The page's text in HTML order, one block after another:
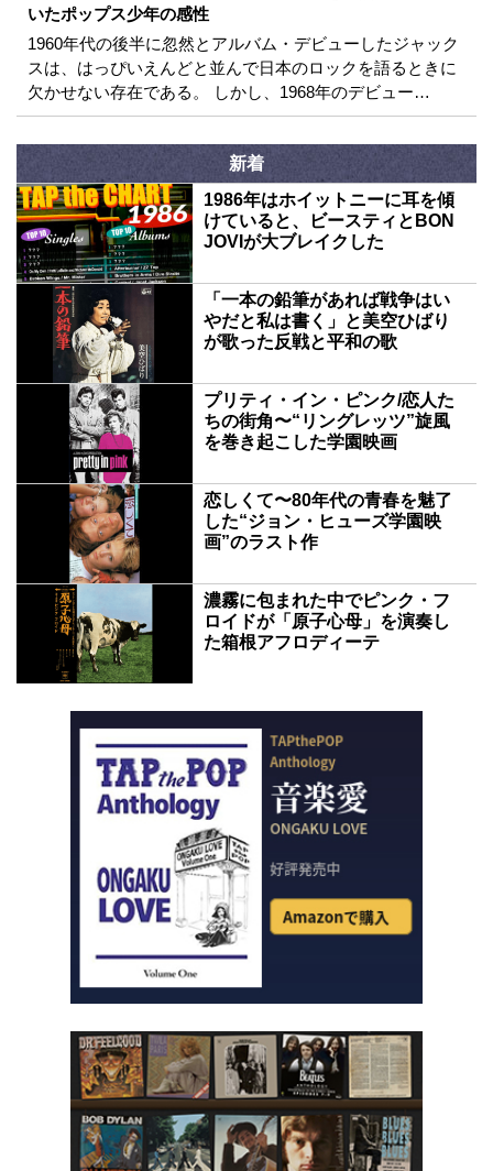
いたポップス少年の感性
1960年代の後半に忽然とアルバム・デビューしたジャック
スは、はっぴいえんどと並んで日本のロックを語るときに
欠かせない存在である。 しかし、1968年のデビュー…
新着
1986年はホイットニーに耳を傾
けていると、ビースティとBON
JOVIが大ブレイクした
「一本の鉛筆があれば戦争はい
やだと私は書く」と美空ひばり
が歌った反戦と平和の歌
プリティ・イン・ピンク/恋人た
ちの街角〜“リングレッツ”旋風
を巻き起こした学園映画
恋しくて〜80年代の青春を魅了
した“ジョン・ヒューズ学園映
画”のラスト作
濃霧に包まれた中でピンク・フ
ロイドが「原子心母」を演奏し
た箱根アフロディーテ